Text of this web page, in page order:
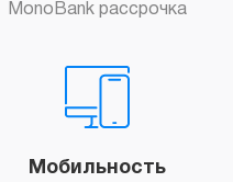
MonoBank рассрочка
Мобильность